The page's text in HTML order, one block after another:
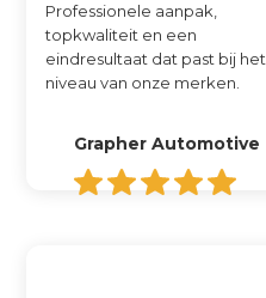
Professionele aanpak,
topkwaliteit en een
eindresultaat dat past bij het
niveau van onze merken.
Grapher Automotive